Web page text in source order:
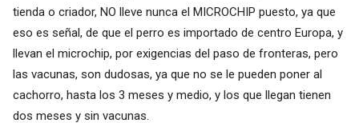
tienda o criador, NO lleve nunca el MICROCHIP puesto, ya que
eso es señal, de que el perro es importado de centro Europa, y
llevan el microchip, por exigencias del paso de fronteras, pero
las vacunas, son dudosas, ya que no se le pueden poner al
cachorro, hasta los 3 meses y medio, y los que llegan tienen
dos meses y sin vacunas.